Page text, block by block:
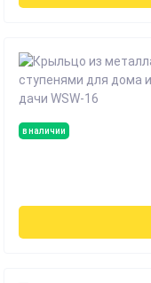
в наличии